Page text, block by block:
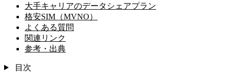
大手キャリアのデータシェアプラン
格安SIM（MVNO）
よくある質問
関連リンク
参考・出典
目次